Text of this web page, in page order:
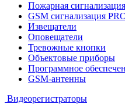
Пожарная сигнализация
GSM сигнализация
Извещатели
Оповещатели
Тревожные кнопки
Объектовые приборы
Программное
GSM-антенны
Видеорегистраторы